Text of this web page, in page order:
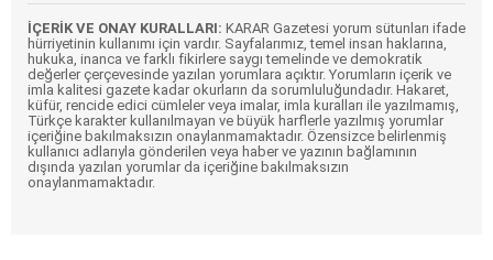
İÇERİK VE ONAY KURALLARI: KARAR Gazetesi yorum sütunları ifade
hürriyetinin kullanımı için vardır. Sayfalarımız, temel insan haklarına,
hukuka, inanca ve farklı fikirlere saygı temelinde ve demokratik
değerler çerçevesinde yazılan yorumlara açıktır. Yorumların içerik ve
imla kalitesi gazete kadar okurların da sorumluluğundadır. Hakaret,
küfür, rencide edici cümleler veya imalar, imla kuralları ile yazılmamış,
Türkçe karakter kullanılmayan ve büyük harflerle yazılmış yorumlar
içeriğine bakılmaksızın onaylanmamaktadır. Özensizce belirlenmiş
kullanıcı adlarıyla gönderilen veya haber ve yazının bağlamının
dışında yazılan yorumlar da içeriğine bakılmaksızın
onaylanmamaktadır.